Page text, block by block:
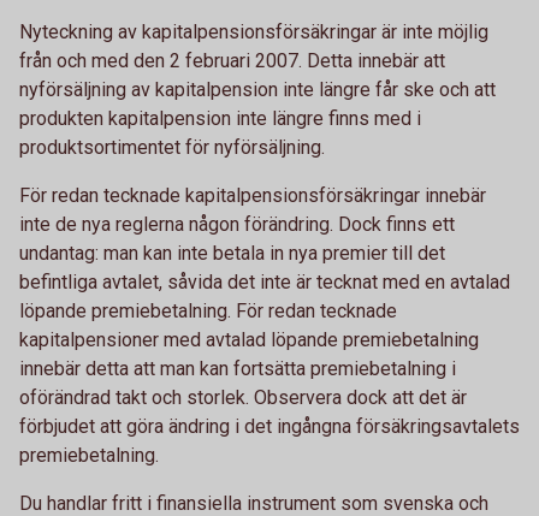
Nyteckning av kapitalpensionsförsäkringar är inte möjlig
från och med den 2 februari 2007. Detta innebär att
nyförsäljning av kapitalpension inte längre får ske och att
produkten kapitalpension inte längre finns med i
produktsortimentet för nyförsäljning.
För redan tecknade kapitalpensionsförsäkringar innebär
inte de nya reglerna någon förändring. Dock finns ett
undantag: man kan inte betala in nya premier till det
befintliga avtalet, såvida det inte är tecknat med en avtalad
löpande premiebetalning. För redan tecknade
kapitalpensioner med avtalad löpande premiebetalning
innebär detta att man kan fortsätta premiebetalning i
oförändrad takt och storlek. Observera dock att det är
förbjudet att göra ändring i det ingångna försäkringsavtalets
premiebetalning.
Du handlar fritt i finansiella instrument som svenska och